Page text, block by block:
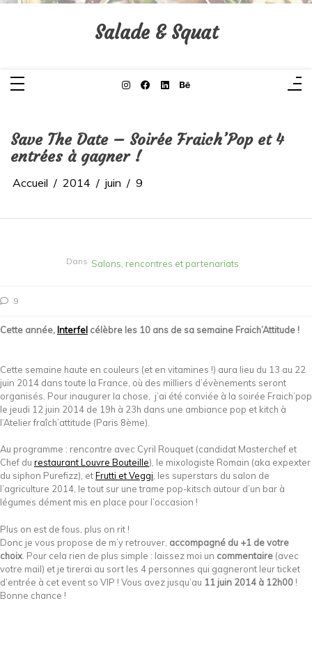
Aller
Salade & Squat
Save The Date – Soirée Fraich’Pop et 4
entrées à gagner !
Accueil 2014 juin 9
Dans Salons, rencontres et partenariats
9
Cette année, Interfel célèbre les 10 ans de sa semaine Fraich’Attitude !
Cette semaine haute en couleurs (et en vitamines !) aura lieu du 13 au 22
juin 2014 dans toute la France, où des milliers d’évènements seront
organisés. Pour inaugurer la chose, j’ai été conviée à la soirée Fraich’pop
le jeudi 12 juin 2014 de 19h à 23h dans une ambiance pop et kitch à
l’Atelier fraîch’attitude (Paris 8ème).
Au programme : rencontre avec Cyril Rouquet (candidat Masterchef et
Chef du restaurant Louvre Bouteille), le mixologiste Romain (aka expexter
du siphon Purefizz), etFrutti et Veggi, les superstars du salon de
l’agriculture 2014, le tout sur une trame pop-kitsch autour d’un bar à
légumes dément mis en place pour l’occasion !
Plus on est de fous, plus on rit !
Donc je vous propose de m’y retrouver, accompagné du +1 de votre
choix . Pour cela rien de plus simple : laissez moi un commentaire (avec
votre mail) et je tirerai au sort les 4 personnes qui gagneront leur ticket
d’entrée à cet event so VIP ! Vous avez jusqu’au 11 juin 2014 à 12h00 !
Bonne chance !